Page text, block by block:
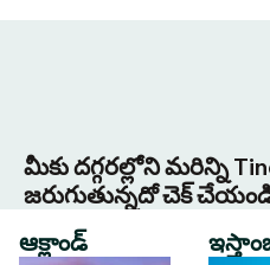
మీకు దగ్గరల్లోని మరిన్ని
జరుగుతున్నదో చెక్
ఆక్లాండ్